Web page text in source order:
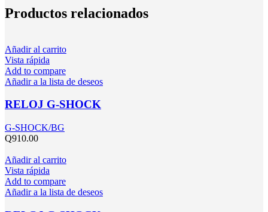
Productos relacionados
Añadir al carrito
Vista rápida
Add to compare
Añadir a la lista de deseos
RELOJ G-SHOCK
G-SHOCK/BG
Q910.00
Añadir al carrito
Vista rápida
Add to compare
Añadir a la lista de deseos